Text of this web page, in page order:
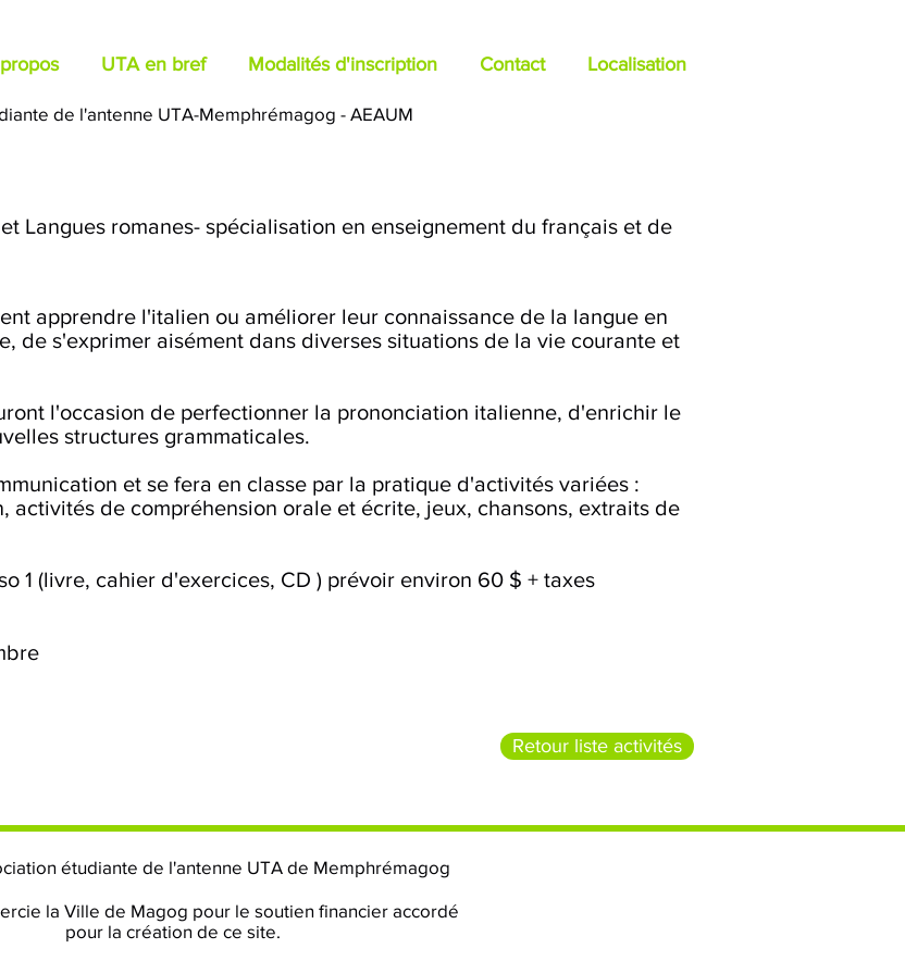
UTA en bref Modalités d'inscription Contact Localisation
de l'antenne UTA-Memphrémagog - AEAUM
Langues romanes- spécialisation en enseignement du français et de
apprendre l'italien ou améliorer leur connaissance de la langue en
de s'exprimer aisément dans diverses situations de la vie courante et
l'occasion de perfectionner la prononciation italienne, d'enrichir le
structures grammaticales.
et se fera en classe par la pratique d'activités variées :
activités de compréhension orale et écrite, jeux, chansons, extraits de
1 (livre, cahier d'exercices, CD ) prévoir environ 60 $ + taxes
Retour liste activités
étudiante de l'antenne UTA de Memphrémagog
la Ville de Magog pour le soutien financier accordé
pour la création de ce site.